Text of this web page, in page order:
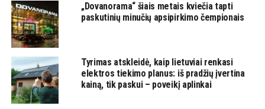
„Dovanorama“ šiais metais kviečia tapti
paskutinių minučių apsipirkimo čempionais
Tyrimas atskleidė, kaip lietuviai renkasi
elektros tiekimo planus: iš pradžių įvertina
kainą, tik paskui – poveikį aplinkai